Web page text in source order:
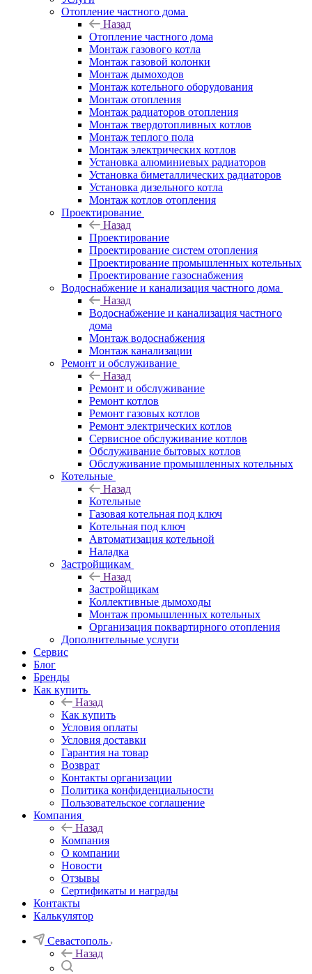
Отопление частного дома
Назад
Отопление частного дома
Монтаж газового котла
Монтаж газовой колонки
Монтаж дымоходов
Монтаж котельного оборудования
Монтаж отопления
Монтаж радиаторов отопления
Монтаж твердотопливных котлов
Монтаж теплого пола
Монтаж электрических котлов
Установка алюминиевых радиаторов
Установка биметаллических радиаторов
Установка дизельного котла
Монтаж котлов отопления
Проектирование
Назад
Проектирование
Проектирование систем отопления
Проектирование промышленных котельных
Проектирование газоснабжения
Водоснабжение и канализация частного дома
Назад
Водоснабжение и канализация частного
дома
Монтаж водоснабжения
Монтаж канализации
Ремонт и обслуживание
Назад
Ремонт и обслуживание
Ремонт котлов
Ремонт газовых котлов
Ремонт электрических котлов
Сервисное обслуживание котлов
Обслуживание бытовых котлов
Обслуживание промышленных котельных
Котельные
Назад
Котельные
Газовая котельная под ключ
Котельная под ключ
Автоматизация котельной
Наладка
Застройщикам
Назад
Застройщикам
Коллективные дымоходы
Монтаж промышленных котельных
Организация поквартирного отопления
Дополнительные услуги
Сервис
Блог
Бренды
Как купить
Назад
Как купить
Условия оплаты
Условия доставки
Гарантия на товар
Возврат
Контакты организации
Политика конфиденциальности
Пользовательское соглашение
Компания
Назад
Компания
О компании
Новости
Отзывы
Сертификаты и награды
Контакты
Калькулятор
Севастополь
Назад